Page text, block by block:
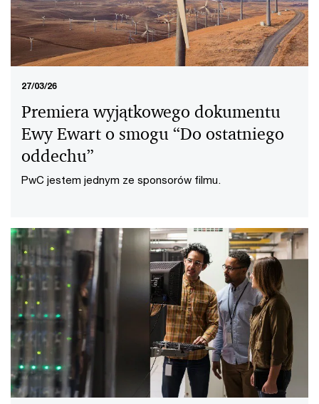
27/03/26
Premiera wyjątkowego dokumentu
Ewy Ewart o smogu “Do ostatniego
oddechu”
PwC jestem jednym ze sponsorów filmu.